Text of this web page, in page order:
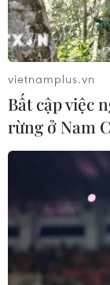
vietnamplus.vn
Bất cập việc
rừng ở Nam